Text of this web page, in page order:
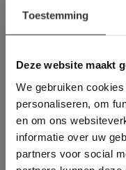
Toestemming
Deze website maakt
We gebruiken
personaliseren, om
en om ons
informatie over uw
partners voor social
Meer dan
This Cookie
longer
Deze
gebruik te